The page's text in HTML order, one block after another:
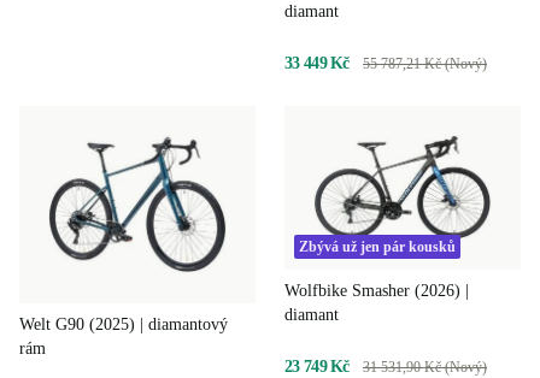
diamant
33 449 Kč 55 787,21 Kč (Nový)
Welt G90 (2025) | diamantový
rám
Zbývá už jen pár kousků
Wolfbike Smasher (2026) |
diamant
23 749 Kč 31 531,90 Kč (Nový)